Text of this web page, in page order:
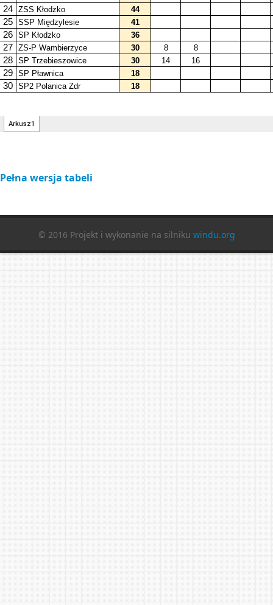
Pełna wersja tabeli
© 2016 Projekt i wykonanie na silniku windu.org